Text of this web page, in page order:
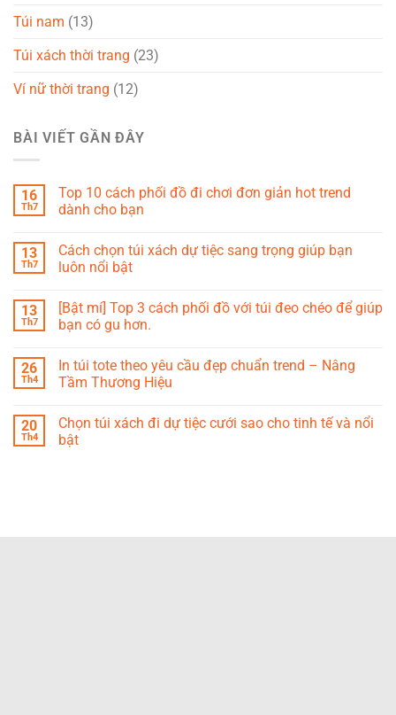
Túi nam (13)
Túi xách thời trang (23)
Ví nữ thời trang (12)
BÀI VIẾT GẦN ĐÂY
16
Th7
Top 10 cách phối đồ đi chơi đơn giản hot trend
dành cho bạn
13
Th7
Cách chọn túi xách dự tiệc sang trọng giúp bạn
luôn nổi bật
13
Th7
[Bật mí] Top 3 cách phối đồ với túi đeo chéo để giúp
bạn có gu hơn.
26
Th4
In túi tote theo yêu cầu đẹp chuẩn trend – Nâng
Tầm Thương Hiệu
20
Th4
Chọn túi xách đi dự tiệc cưới sao cho tinh tế và nổi
bật